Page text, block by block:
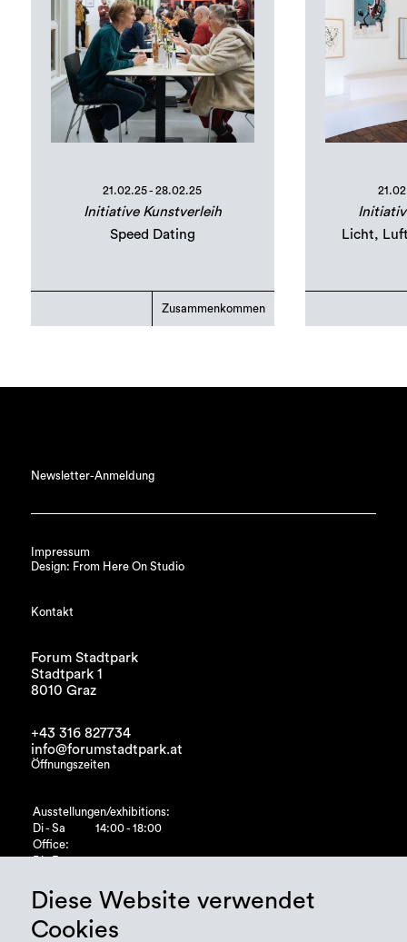
21.02.25 - 28.02.25
Initiative Kunstverleih
Speed Dating
Zusammenkommen
Licht,
Newsletter-Anmeldung
Impressum
Design: From Here On Studio
Kontakt
Forum Stadtpark
Stadtpark 1
8010 Graz
+43 316 827734
info@forumstadtpark.at
Öffnungszeiten
Ausstellungen/exhibitions:
Di - Sa
14:00 - 18:00
Office:
Diese Website verwendet
Cookies